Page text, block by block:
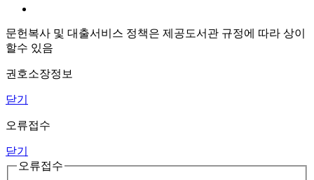
문헌복사 및 대출서비스 정책은 제공도서관 규정에 따라 상이
할수 있음
권호소장정보
닫기
오류접수
닫기
오류접수